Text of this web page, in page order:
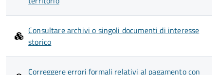
Consultare archivi o singoli documenti di interesse
storico
Correggere errori formali relativi al pagamento con